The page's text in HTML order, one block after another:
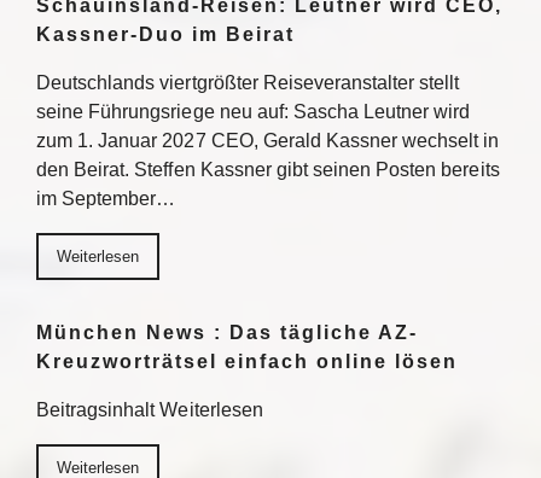
Schauinsland-Reisen: Leutner wird CEO,
Kassner-Duo im Beirat
Deutschlands viertgrößter Reiseveranstalter stellt
seine Führungsriege neu auf: Sascha Leutner wird
zum 1. Januar 2027 CEO, Gerald Kassner wechselt in
den Beirat. Steffen Kassner gibt seinen Posten bereits
im September…
Weiterlesen
München News : Das tägliche AZ-
Kreuzworträtsel einfach online lösen
Beitragsinhalt Weiterlesen
Weiterlesen